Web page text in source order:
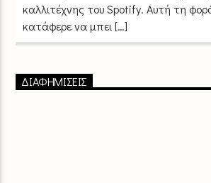
καλλιτέχνης του Spotify. Aυτή τη
κατάφερε να μπει […]
ΔΙΑΦΗΜΙΣΕΙΣ